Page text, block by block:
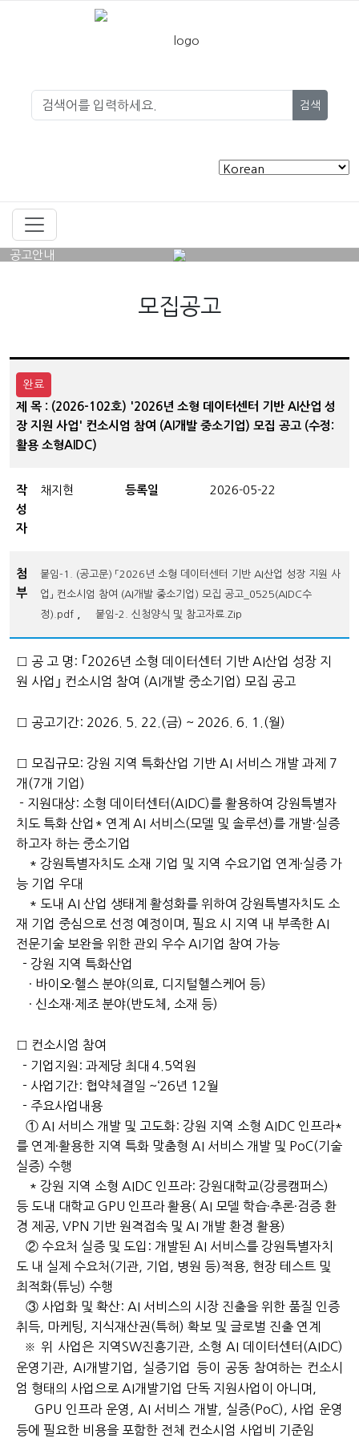
검색
공고안내
모집공고
완료
제 목 : (2026-102호) '2026년 소형 데이터센터 기반 AI산업 성
장 지원 사업' 컨소시엄 참여 (AI개발 중소기업) 모집 공고 (수정:
활용 소형AIDC)
작
성
자
채지현 등록일 2026-05-22
첨
부
붙임-1. (공고문) 「2026년 소형 데이터센터 기반 AI산업 성장 지원 사
업」 컨소시엄 참여 (AI개발 중소기업) 모집 공고_0525(AIDC수
정).pdf
붙임-2. 신청양식 및 참고자료.Zip
□ 공 고 명: ｢2026년 소형 데이터센터 기반 AI산업 성장 지
원 사업｣ 컨소시엄 참여 (AI개발 중소기업) 모집 공고
□ 공고기간: 2026. 5. 22.(금) ~ 2026. 6. 1.(월)
□ 모집규모: 강원 지역 특화산업 기반 AI 서비스 개발 과제 7
개(7개 기업)
- 지원대상: 소형 데이터센터(AIDC)를 활용하여 강원특별자
치도 특화 산업* 연계 AI 서비스(모델 및 솔루션)를 개발·실증
하고자 하는 중소기업
* 강원특별자치도 소재 기업 및 지역 수요기업 연계·실증 가
능 기업 우대
* 도내 AI 산업 생태계 활성화를 위하여 강원특별자치도 소
재 기업 중심으로 선정 예정이며, 필요 시 지역 내 부족한 AI
전문기술 보완을 위한 관외 우수 AI기업 참여 가능
- 강원 지역 특화산업
· 바이오·헬스 분야(의료, 디지털헬스케어 등)
· 신소재·제조 분야(반도체, 소재 등)
□ 컨소시엄 참여
- 기업지원: 과제당 최대 4.5억원
- 사업기간: 협약체결일 ~‘26년 12월
- 주요사업내용
① AI 서비스 개발 및 고도화: 강원 지역 소형 AIDC 인프라*
를 연계·활용한 지역 특화 맞춤형 AI 서비스 개발 및 PoC(기술
실증) 수행
* 강원 지역 소형 AIDC 인프라: 강원대학교(강릉캠퍼스)
등 도내 대학교 GPU 인프라 활용( AI 모델 학습·추론·검증 환
경 제공, VPN 기반 원격접속 및 AI 개발 환경 활용)
② 수요처 실증 및 도입: 개발된 AI 서비스를 강원특별자치
도 내 실제 수요처(기관, 기업, 병원 등)적용, 현장 테스트 및
최적화(튜닝) 수행
③ 사업화 및 확산: AI 서비스의 시장 진출을 위한 품질 인증
취득, 마케팅, 지식재산권(특허) 확보 및 글로벌 진출 연계
※ 위 사업은 지역SW진흥기관, 소형 AI 데이터센터(AIDC)
운영기관, AI개발기업, 실증기업 등이 공동 참여하는 컨소시
엄 형태의 사업으로 AI개발기업 단독 지원사업이 아니며,
GPU 인프라 운영, AI 서비스 개발, 실증(PoC), 사업 운영
등에 필요한 비용을 포함한 전체 컨소시엄 사업비 기준임